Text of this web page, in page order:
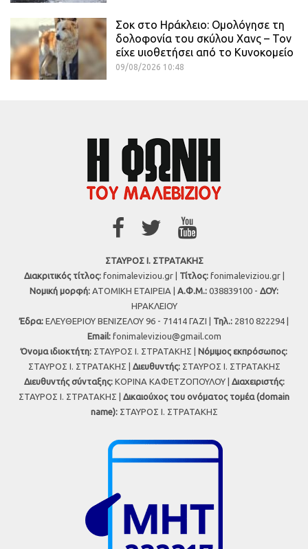
Σοκ στο Ηράκλειο: Ομολόγησε τη
δολοφονία του σκύλου Χανς – Τον
είχε υιοθετήσει από το Κυνοκομείο
09/08/2026 10:48
ΣΤΑΥΡΟΣ Ι. ΣΤΡΑΤΑΚΗΣ
Διακριτικός τίτλος:fonimaleviziou.gr | Τίτλος:fonimaleviziou.gr |
Νομική μορφή: ΑΤΟΜΙΚΗ ΕΤΑΙΡΕΙΑ | Α.Φ.Μ.: 038839100 - ΔΟΥ:
ΗΡΑΚΛΕΙΟΥ
Έδρα: ΕΛΕΥΘΕΡΙΟΥ ΒΕΝΙΖΕΛΟΥ 96 - 71414 ΓΑΖΙ | Τηλ.: 2810 822294 |
Εmail: fonimaleviziou@gmail.com
Όνομα ιδιοκτήτη: ΣΤΑΥΡΟΣ Ι. ΣΤΡΑΤΑΚΗΣ | Νόμιμος εκπρόσωπος:
ΣΤΑΥΡΟΣ Ι. ΣΤΡΑΤΑΚΗΣ | Διευθυντής:ΣΤΑΥΡΟΣ Ι. ΣΤΡΑΤΑΚΗΣ
Διευθυντής σύνταξης:ΚΟΡΙΝΑ ΚΑΦΕΤΖΟΠΟΥΛΟΥ | Διαχειριστής:
ΣΤΑΥΡΟΣ Ι. ΣΤΡΑΤΑΚΗΣ | Δικαιούχος του ονόματος τομέα (domain
name):ΣΤΑΥΡΟΣ Ι. ΣΤΡΑΤΑΚΗΣ